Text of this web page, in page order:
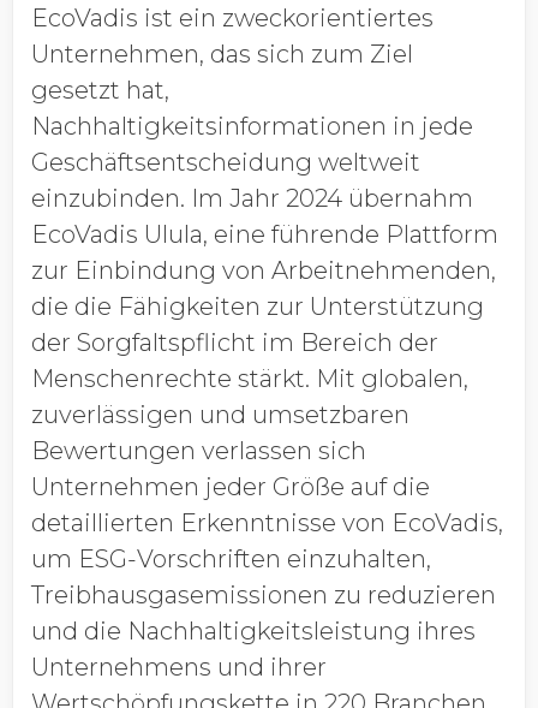
EcoVadis ist ein zweckorientiertes
Unternehmen, das sich zum Ziel
gesetzt hat,
Nachhaltigkeitsinformationen in jede
Geschäftsentscheidung weltweit
einzubinden. Im Jahr 2024 übernahm
EcoVadis Ulula, eine führende Plattform
zur Einbindung von Arbeitnehmenden,
die die Fähigkeiten zur Unterstützung
der Sorgfaltspflicht im Bereich der
Menschenrechte stärkt. Mit globalen,
zuverlässigen und umsetzbaren
Bewertungen verlassen sich
Unternehmen jeder Größe auf die
detaillierten Erkenntnisse von EcoVadis,
um ESG-Vorschriften einzuhalten,
Treibhausgasemissionen zu reduzieren
und die Nachhaltigkeitsleistung ihres
Unternehmens und ihrer